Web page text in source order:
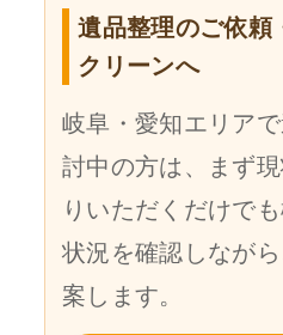
遺品整理のご依頼
クリーンへ
岐阜・愛知エリア
討中の方は、まず
りいただくだけでも
状況を確認しなが
案します。